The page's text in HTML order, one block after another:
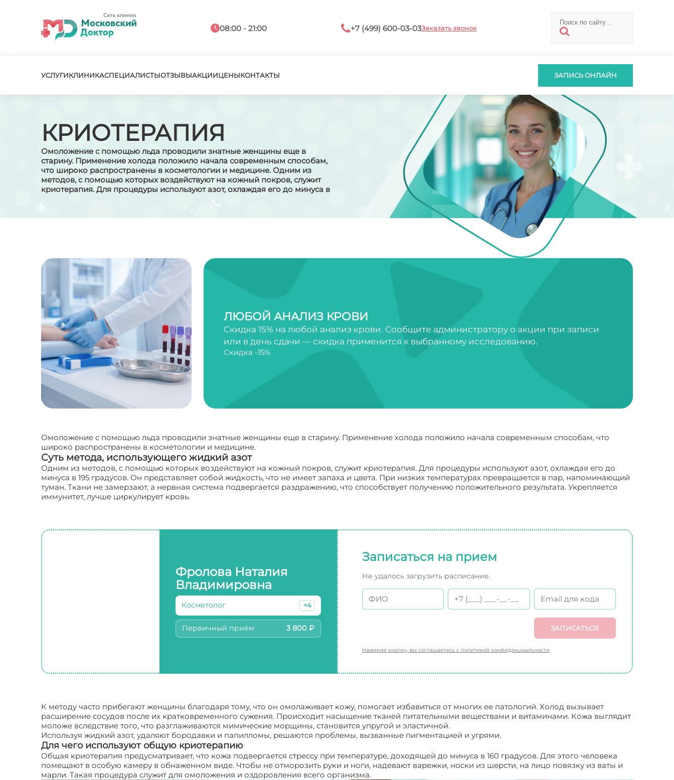
08:00 - 21:00 +7 (499) 600-03-03Заказать звонок
УСЛУГИКЛИНИКАСПЕЦИАЛИСТЫОТЗЫВЫАКЦИИЦЕНЫКОНТАКТЫ ЗАПИСЬ ОНЛАЙН
КРИОТЕРАПИЯ
Омоложение с помощью льда проводили знатные женщины еще в
старину. Применение холода положило начала современным способам,
что широко распространены в косметологии и медицине. Одним из
методов, с помощью которых воздействуют на кожный покров, служит
криотерапия. Для процедуры используют азот, охлаждая его до минуса в
ЛЮБОЙ АНАЛИЗ КРОВИ
Скидка 15% на любой анализ крови. Сообщите администратору о акции при записи
или в день сдачи — скидка применится к выбранному исследованию.
Скидка -15%
Омоложение с помощью льда проводили знатные женщины еще в старину. Применение холода положило начала современным способам, что
широко распространены в косметологии и медицине.
Суть метода, использующего жидкий азот
Одним из методов, с помощью которых воздействуют на кожный покров, служит криотерапия. Для процедуры используют азот, охлаждая его до
минуса в 195 градусов. Он представляет собой жидкость, что не имеет запаха и цвета. При низких температурах превращается в пар, напоминающий
туман. Ткани не замерзают, а нервная система подвергается раздражению, что способствует получению положительного результата. Укрепляется
иммунитет, лучше циркулирует кровь.
Фролова Наталия
Владимировна
Косметолог +4
Первичный приём 3 800 ₽
Записаться на прием
Не удалось загрузить расписание.
ЗАПИСАТЬСЯ
Нажимая кнопку, вы соглашаетесь с политикой конфиденциальности
К методу часто прибегают женщины благодаря тому, что он омолаживает кожу, помогает избавиться от многих ее патологий. Холод вызывает
расширение сосудов после их кратковременного сужения. Происходит насыщение тканей питательными веществами и витаминами. Кожа выглядит
моложе вследствие того, что разглаживаются мимические морщины, становится упругой и эластичной.
Используя жидкий азот, удаляют бородавки и папилломы, решаются проблемы, вызванные пигментацией и угрями.
Для чего используют общую криотерапию
Общая криотерапия предусматривает, что кожа подвергается стрессу при температуре, доходящей до минуса в 160 градусов. Для этого человека
помещают в особую камеру в обнаженном виде. Чтобы не отморозить руки и ноги, надевают варежки, носки из шерсти, на лицо повязку из ваты и
марли. Такая процедура служит для омоложения и оздоровления всего организма.